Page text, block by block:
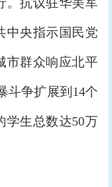
。抗议驻华美军
中央指示国民党
市群众响应北平
斗争扩展到14个
学生总数达50万